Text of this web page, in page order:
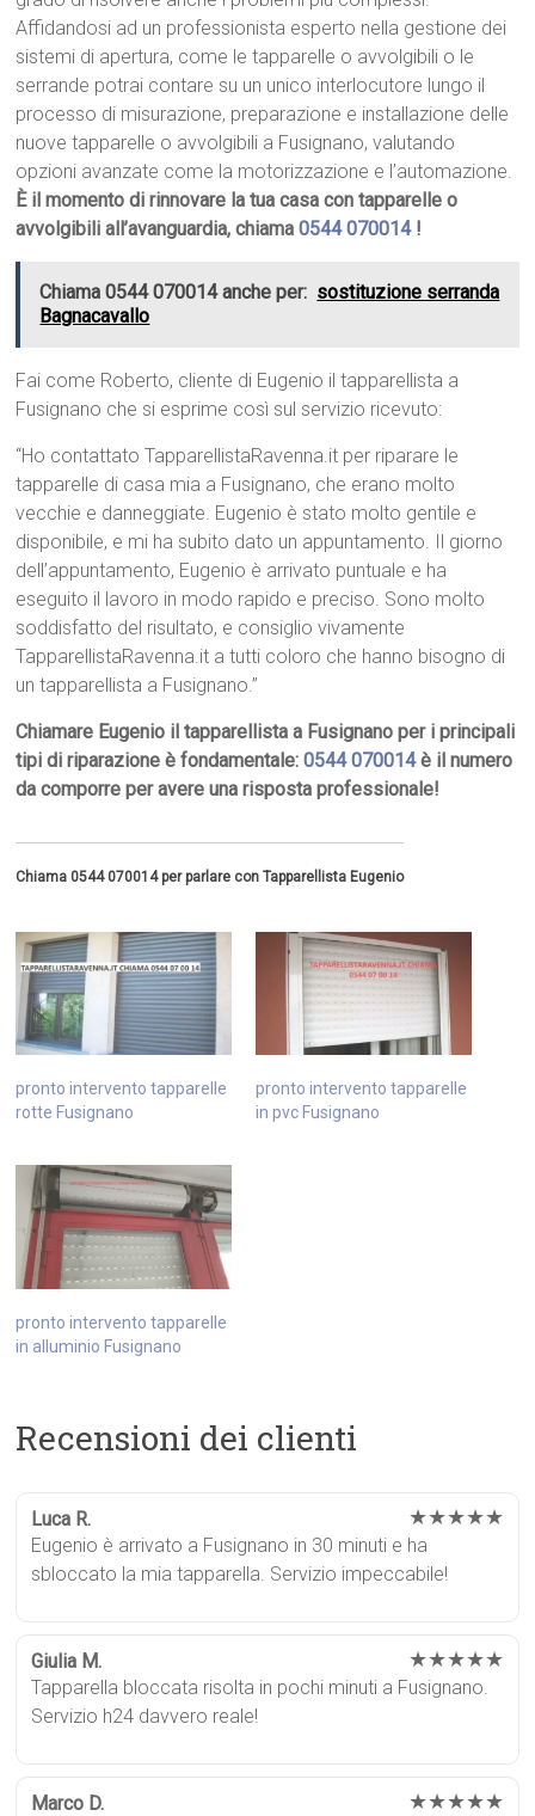
Affidandosi ad un professionista esperto nella gestione dei
sistemi di apertura, come le tapparelle o avvolgibili o le
serrande potrai contare su un unico interlocutore lungo il
processo di misurazione, preparazione e installazione delle
nuove tapparelle o avvolgibili a Fusignano, valutando
opzioni avanzate come la motorizzazione e l’automazione.
È il momento di rinnovare la tua casa con tapparelle o
avvolgibili all’avanguardia, chiama0544 070014!
Chiama 0544 070014 anche per: sostituzione serranda
Bagnacavallo
Fai come Roberto, cliente di Eugenio il tapparellista a
Fusignano che si esprime così sul servizio ricevuto:
“Ho contattato TapparellistaRavenna.it per riparare le
tapparelle di casa mia a Fusignano, che erano molto
vecchie e danneggiate. Eugenio è stato molto gentile e
disponibile, e mi ha subito dato un appuntamento. Il giorno
dell’appuntamento, Eugenio è arrivato puntuale e ha
eseguito il lavoro in modo rapido e preciso. Sono molto
soddisfatto del risultato, e consiglio vivamente
TapparellistaRavenna.it a tutti coloro che hanno bisogno di
un tapparellista a Fusignano.”
Chiamare Eugenio il tapparellista a Fusignano per i principali
tipi di riparazione è fondamentale:0544 070014è il numero
da comporre per avere una risposta professionale!
Chiama 0544 070014 per parlare con Tapparellista Eugenio
pronto intervento tapparelle
rotte Fusignano
pronto intervento tapparelle
in pvc Fusignano
pronto intervento tapparelle
in alluminio Fusignano
Recensioni dei clienti
Luca R. ★★★★★
Eugenio è arrivato a Fusignano in 30 minuti e ha
sbloccato la mia tapparella. Servizio impeccabile!
Giulia M. ★★★★★
Tapparella bloccata risolta in pochi minuti a Fusignano.
Servizio h24 davvero reale!
Marco D. ★★★★★